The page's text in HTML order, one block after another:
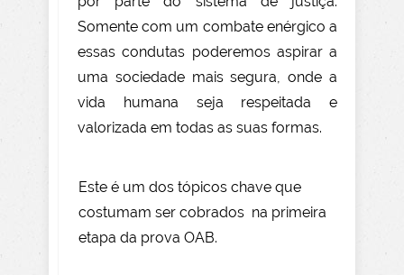
Somente com um combate enérgico a
essas condutas poderemos aspirar a
uma sociedade mais segura, onde a
vida humana seja respeitada e
valorizada em todas as suas formas.
Este é um dos tópicos chave que
costumam ser cobrados na primeira
etapa da prova OAB.